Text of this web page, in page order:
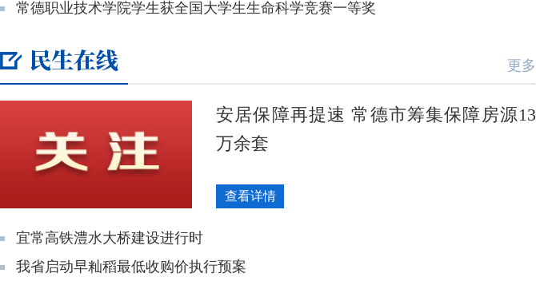
常德职业技术学院学生获全国大学生生命科学竞赛一等奖
更多
安居保障再提速 常德市筹集保障房源13
万余套
查看详情
宜常高铁澧水大桥建设进行时
我省启动早籼稻最低收购价执行预案